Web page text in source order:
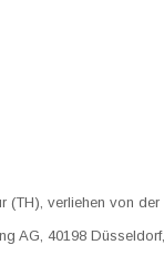
(TH), verliehen von der
AG, 40198